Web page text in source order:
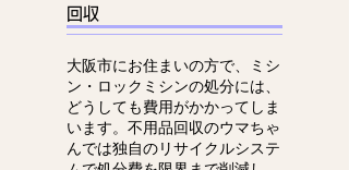
回収
大阪市にお住まいの方で、ミシ
ン・ロックミシンの処分には、
どうしても費用がかかってしま
います。不用品回収のウマちゃ
んでは独自のリサイクルシステ